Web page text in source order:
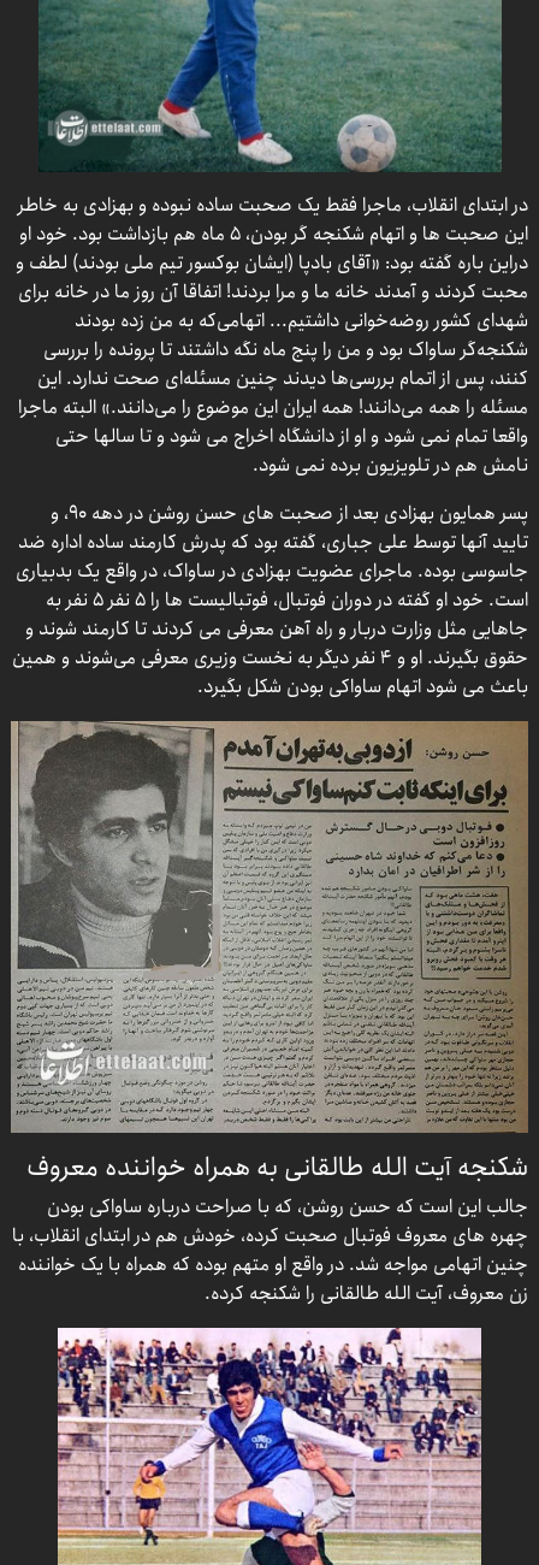
در ابتدای انقلاب، ماجرا فقط یک صحبت ساده نبوده و بهزادی به خاطر
این صحبت ها و اتهام شکنجه گر بودن، ۵ ماه هم بازداشت بود. خود او
دراین باره گفته بود: «آقای بادپا (ایشان بوکسور تیم ملی بودند) لطف و
محبت کردند و آمدند خانه ما و مرا بردند! اتفاقا آن روز ما در خانه برای
شهدای کشور روضه‌خوانی داشتیم... اتهامی‌که به من زده بودند
شکنجه‌گر ساواک بود و من را پنج ماه نگه داشتند تا پرونده‌ را بررسی
کنند، پس از اتمام بررسی‌ها دیدند چنین مسئله‌ای صحت ندارد. این
مسئله را همه می‌دانند! همه ایران این موضوع را می‌دانند.» البته ماجرا
واقعا تمام نمی شود و او از دانشگاه اخراج می شود و تا سالها حتی
نامش هم در تلویزیون برده نمی شود.
پسر همایون بهزادی بعد از صحبت های حسن روشن در دهه ۹۰، و
تایید آنها توسط علی جباری، گفته بود که پدرش کارمند ساده اداره ضد
جاسوسی بوده. ماجرای عضویت بهزادی در ساواک، در واقع یک بدبیاری
است. خود او گفته در دوران فوتبال، فوتبالیست ها را ۵ نفر ۵ نفر به
جاهایی مثل وزارت دربار و راه آهن معرفی می کردند تا کارمند شوند و
حقوق بگیرند. او و ۴ نفر دیگر به نخست وزیری معرفی می‌شوند و همین
باعث می شود اتهام ساواکی بودن شکل بگیرد.
شکنجه آیت الله طالقانی به همراه خواننده معروف
جالب این است که حسن روشن، که با صراحت درباره ساواکی بودن
چهره های معروف فوتبال صحبت کرده، خودش هم در ابتدای انقلاب، با
چنین اتهامی مواجه شد. در واقع او متهم بوده که همراه با یک خواننده
زن معروف، آیت الله طالقانی را شکنجه کرده.